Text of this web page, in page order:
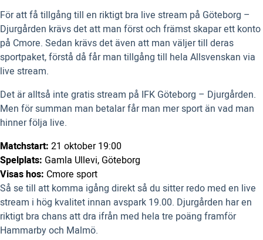
För att få tillgång till en riktigt bra live stream på Göteborg –
Djurgården krävs det att man först och främst skapar ett konto
på Cmore. Sedan krävs det även att man väljer till deras
sportpaket, förstå då får man tillgång till hela Allsvenskan via
live stream.
Det är alltså inte gratis stream på IFK Göteborg – Djurgården.
Men för summan man betalar får man mer sport än vad man
hinner följa live.
Matchstart: 21 oktober 19:00
Spelplats: Gamla Ullevi, Göteborg
Visas hos: Cmore sport
Så se till att komma igång direkt så du sitter redo med en live
stream i hög kvalitet innan avspark 19.00. Djurgården har en
riktigt bra chans att dra ifrån med hela tre poäng framför
Hammarby och Malmö.